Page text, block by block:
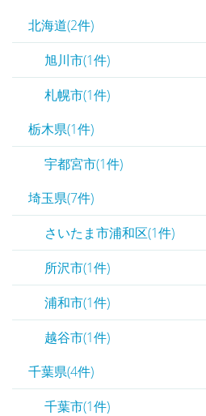
北海道(2件)
旭川市(1件)
札幌市(1件)
栃木県(1件)
宇都宮市(1件)
埼玉県(7件)
さいたま市浦和区(1件)
所沢市(1件)
浦和市(1件)
越谷市(1件)
千葉県(4件)
千葉市(1件)